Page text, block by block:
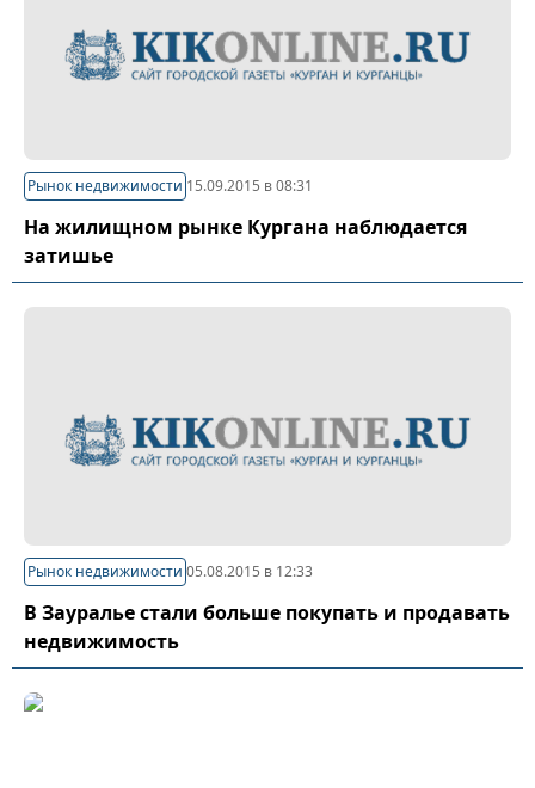
Рынок недвижимости 15.09.2015 в 08:31
На жилищном рынке Кургана наблюдается
затишье
Рынок недвижимости 05.08.2015 в 12:33
В Зауралье стали больше покупать и продавать
недвижимость